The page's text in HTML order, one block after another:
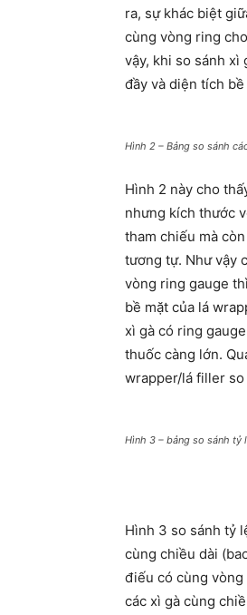
ra, sự khác biệt
cùng vòng ring
vậy, khi so sánh xì
đầy và diện tích
Hình 2 – Bảng so sánh
Hình 2 này cho
nhưng kích thước
tham chiếu mà
tương tự. Như vậy
vòng ring gauge
bề mặt của lá
xì gà có ring
thuốc càng lớn.
wrapper/lá filler
Hình 3 – bảng so sánh tỷ
Hình 3 so sánh tỷ
cùng chiều dài
điếu có cùng vòng
các xì gà cùng